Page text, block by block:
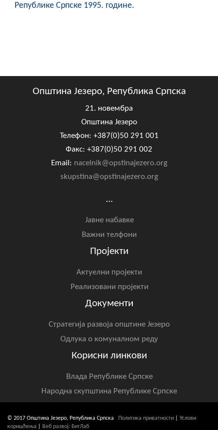
Републике Српске 1995. године.
Општина Језеро, Република Српска
21. новембра
Општина Језеро
Телефон: +387(0)50 291 001
Факс: +387(0)50 291 002
Email: nacelnik@opstinajezero.org
skupstina@opstinajezero.org
...
Јавне набавке
Важни телфони
Пројекти
Актуелни пројекти
Реализовани пројекти
Документи
Стратегија развоја општине Језеро
Одлука о комуналном реду
Корисни линкови
Влада Републике Српске
Народна скупштина Републике Српске
© 2017 Општина Језеро, Република Српска Политика приватности
Услови
коришћења
Веб развој: БитЛаб